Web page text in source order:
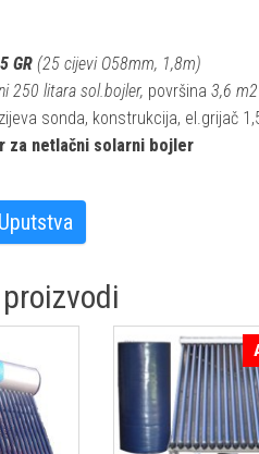
GR (25 cijevi O58mm, 1,8m)
250 litara sol.bojler, površina 3,6 m2
sonda, konstrukcija, el.grijač
za netlačni solarni bojler
ㅤ